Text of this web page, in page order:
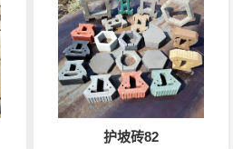
护坡砖82